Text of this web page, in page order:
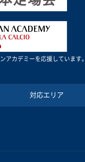
アカデミーを応援しています。
対応エリア